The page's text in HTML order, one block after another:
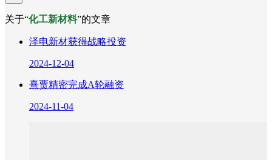
关于“化工新材料”的文章
泽电新材获得战略投资
2024-12-04
熹贾精密完成A轮融资
2024-11-04